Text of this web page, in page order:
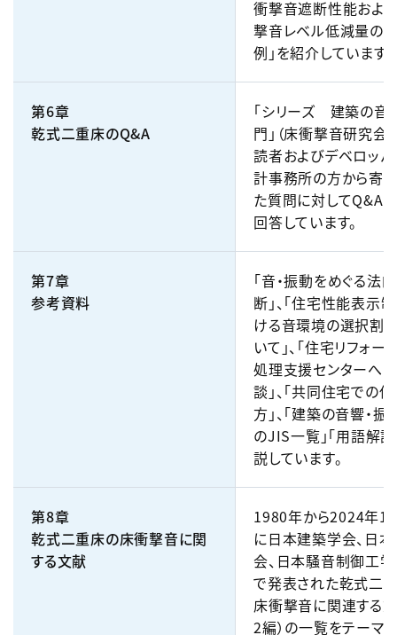
衝撃音遮断性能およ
撃音レベル低減量の
例」を紹介しています。
第6章
乾式二重床のQ&A
「シリーズ 建築の音
門」（床衝撃音研究会
読者およびデベロッパ
計事務所の方から寄
た質問に対してQ&A
回答しています。
第7章
参考資料
「音・振動をめぐる法
断」、「住宅性能表示
ける音環境の選択割
いて」、「住宅リフォー
処理支援センターへ
談」、「共同住宅での
方」、「建築の音響・
のJIS一覧」「用語解説
説しています。
第8章
乾式二重床の床衝撃音に関
する文献
1980年から2024年1
に日本建築学会、日
会、日本騒音制御工
で発表された乾式二
床衝撃音に関連する
2編）の一覧をテーマ